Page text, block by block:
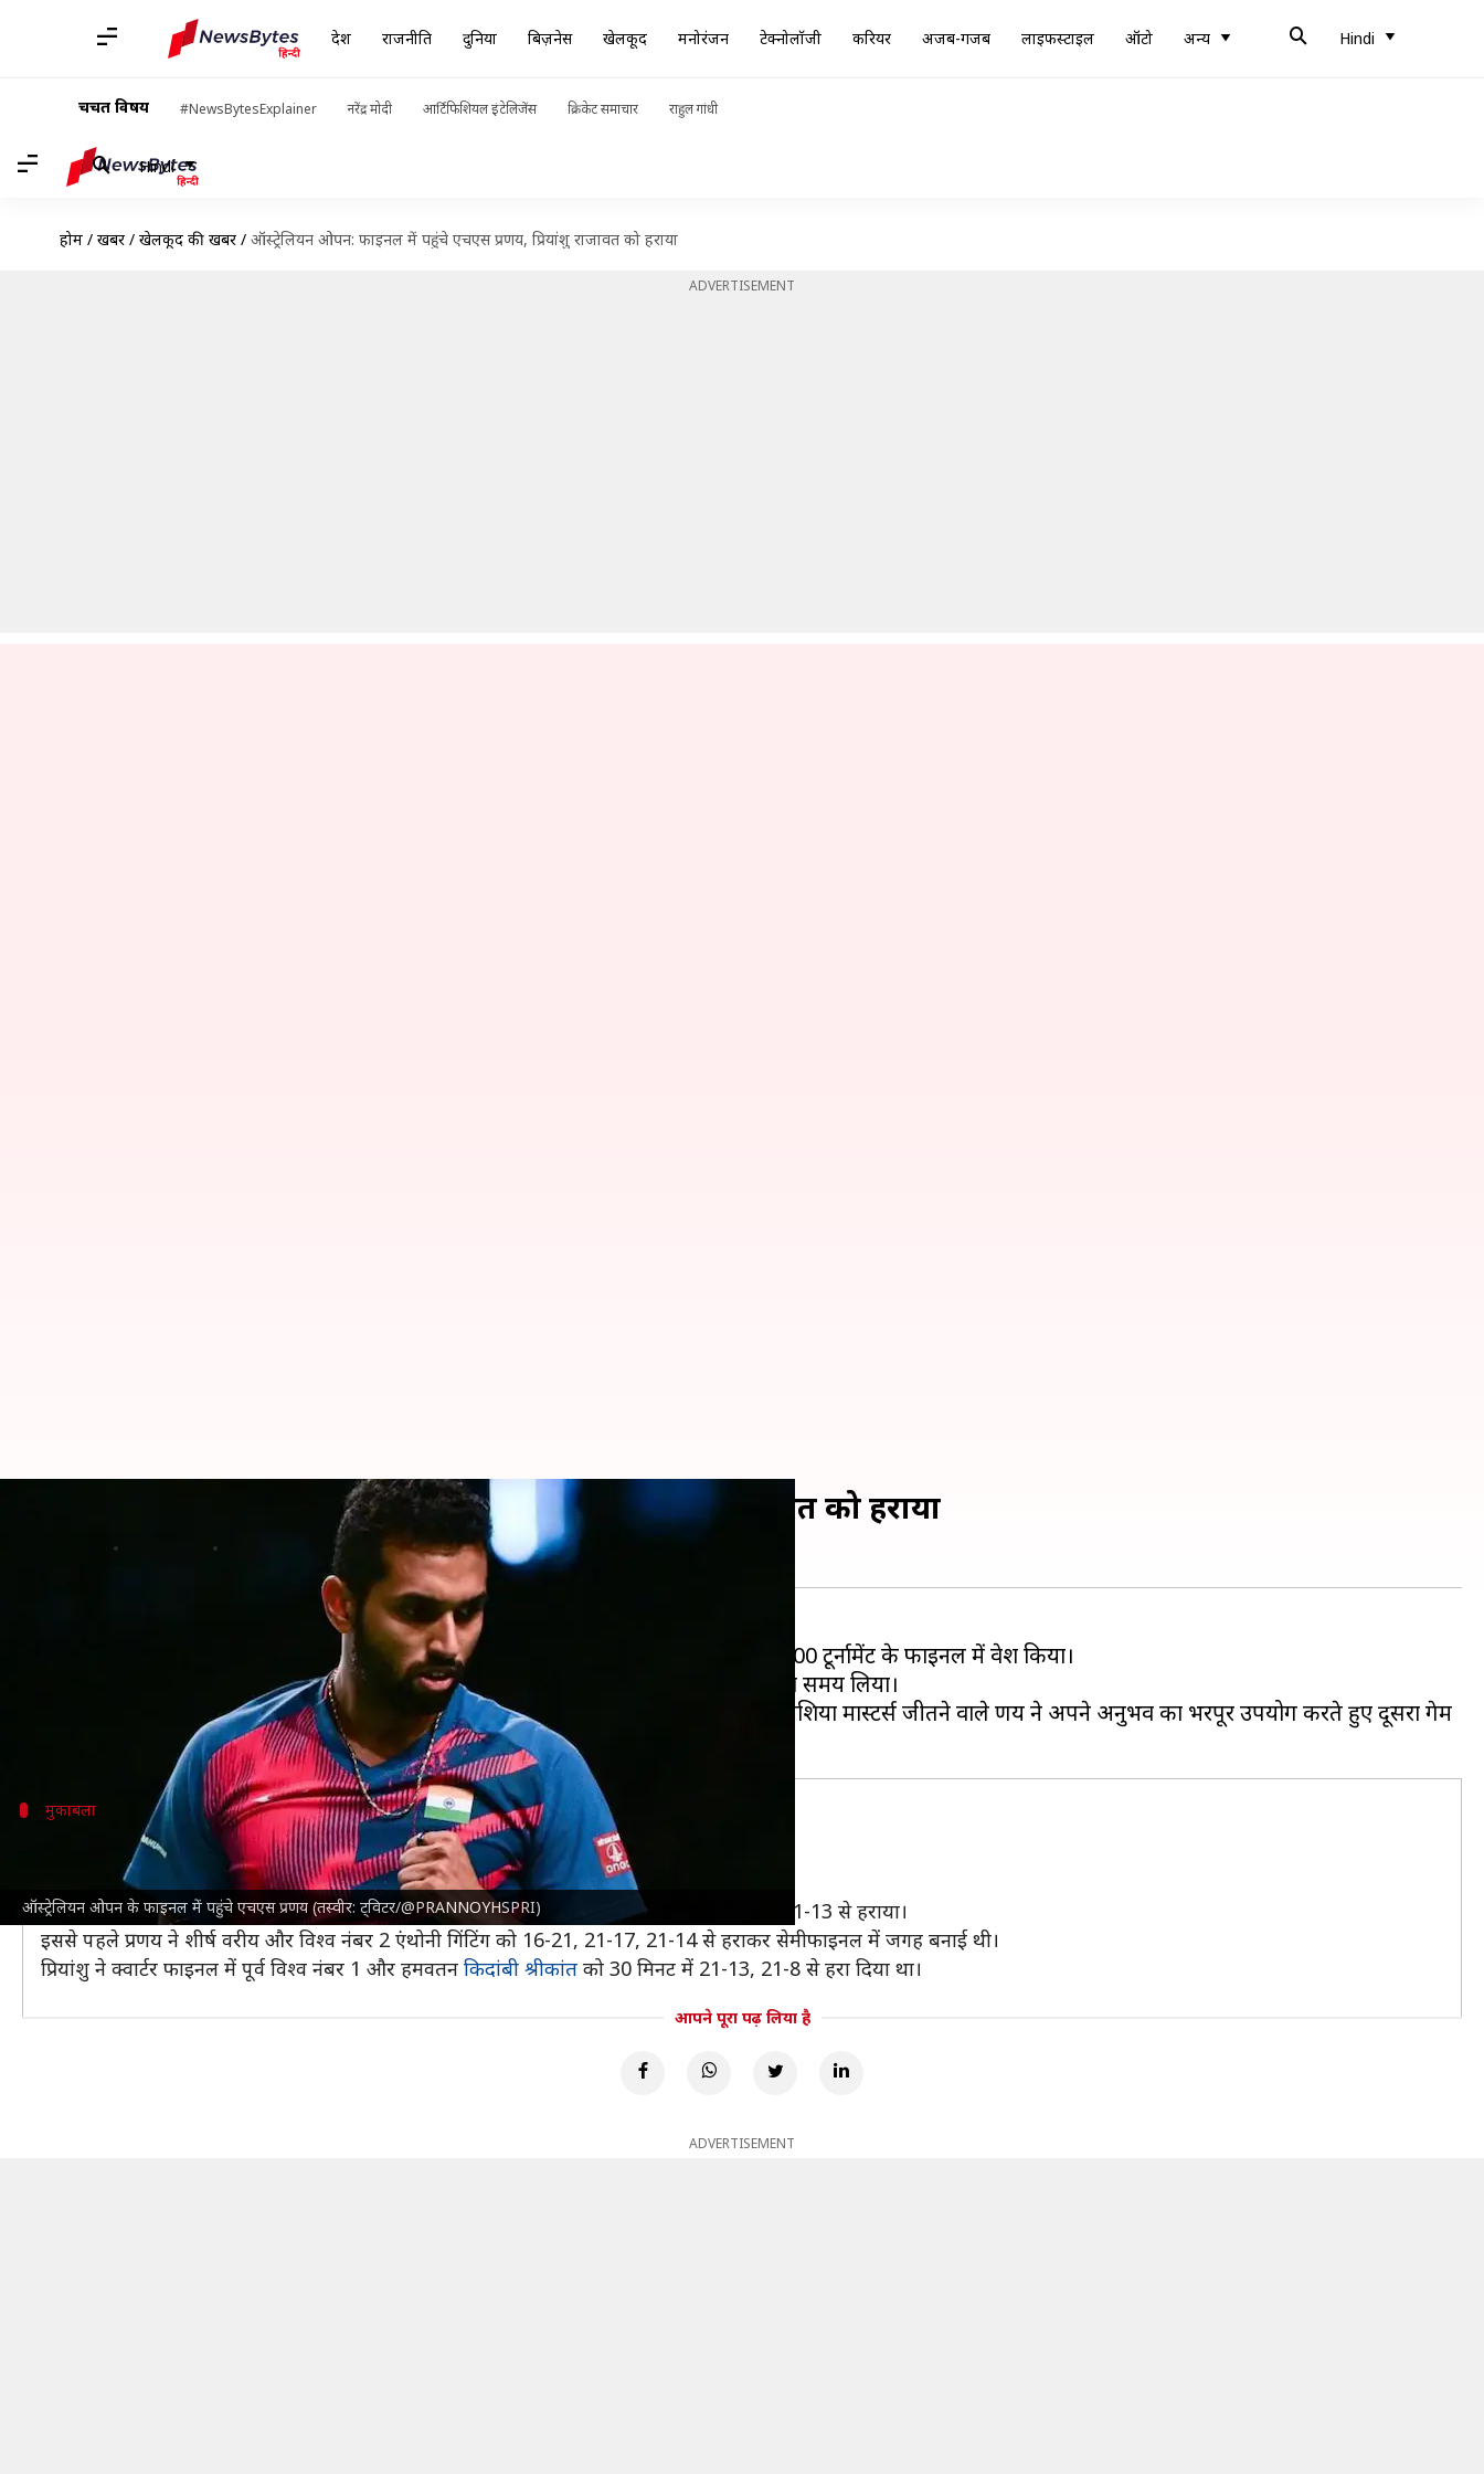
देश राजनीति दुनिया बिज़नेस खेलकूद मनोरंजन टेक्नोलॉजी करियर अजब-गजब लाइफस्टाइल ऑटो अन्य Hindi
चर्चित विषय #NewsBytesExplainer नरेंद्र मोदी आर्टिफिशियल इंटेलिजेंस क्रिकेट समाचार राहुल गांधी
Hindi
होम / खबरें / खेलकूद की खबरें / ऑस्ट्रेलियन ओपन: फाइनल में पहुंचे एचएस प्रणय, प्रियांशु राजावत को हराया
ADVERTISEMENT
ऑस्ट्रेलियन ओपन के फाइनल में पहुंचे एचएस प्रणय (तस्वीर: ट्विटर/@PRANNOYHSPRI)
ऑस्ट्रेलियन ओपन: फाइनल में पहुंचे एचएस प्रणय, प्रियांशु राजावत को हराया
ने शनिवार को हमवतन प्रियांशु राजावत को सीधे गेम में हराकर ऑस्ट्रेलियन ओपन सुपर 500 टूर्नामेंट के फाइनल में प्रवेश किया।
दुनिया के 9वें नंबर के खिलाड़ी प्रणय ने 21 वर्षीय राजावत को 21-18 21-12 से हराने में 43 मिनट का समय लिया।
ऑरलियन्स मास्टर्स चैंपियन राजावत ने शुरुआती गेम में प्रणय को कड़ी टक्कर दी। हालांकि, मई में मलेशिया मास्टर्स जीतने वाले प्रणय ने अपने अनुभव का भरपूर उपयोग करते हुए दूसरा गेम
मुकाबला
फाइनल में वेंग होंग यांग से भिड़ेंगे प्रणय
फाइनल में प्रणय का मुकाबला चीन के वेंग होंग यांग से होगा।
विश्व नंबर 24 वेंग ने दूसरे सेमीफाइनल में मलेशिया के विश्व नंबर 17 ली जी जिया को 21-19, 13-21, 21-13 से हराया।
इससे पहले प्रणय ने शीर्ष वरीय और विश्व नंबर 2 एंथोनी गिंटिंग को 16-21, 21-17, 21-14 से हराकर सेमीफाइनल में जगह बनाई थी।
प्रियांशु ने क्वार्टर फाइनल में पूर्व विश्व नंबर 1 और हमवतन किदांबी श्रीकांत को 30 मिनट में 21-13, 21-8 से हरा दिया था।
आपने पूरा पढ़ लिया है
ADVERTISEMENT